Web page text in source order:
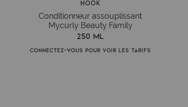
Nook
Conditionneur assouplissant
Mycurly Beauty Family
250 ml
Connectez-vous pour voir les tarifs